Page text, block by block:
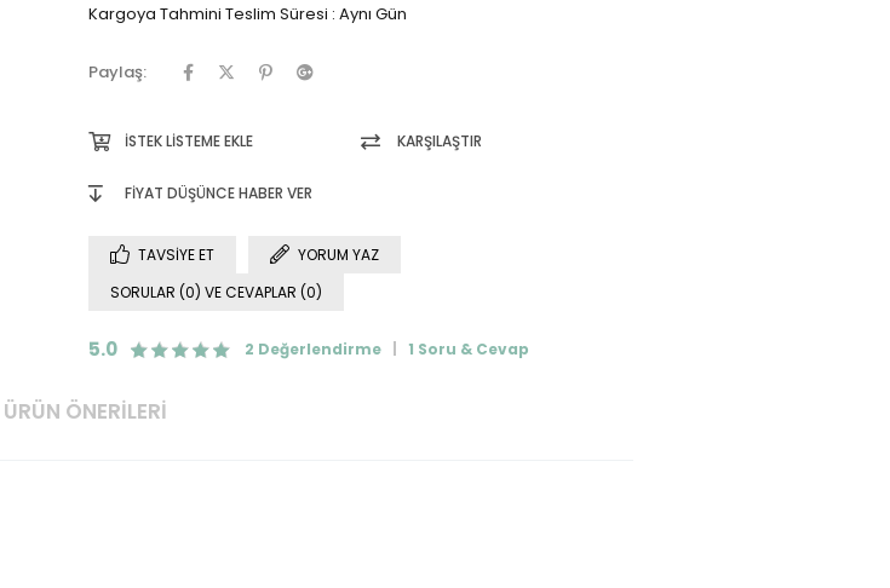
Kargoya Tahmini Teslim Süresi : Aynı Gün
Paylaş:
İSTEK LISTEME EKLE KARŞILAŞTIR
FIYAT DÜŞÜNCE HABER VER
TAVSIYE ET
YORUM YAZ
SORULAR (0) VE CEVAPLAR (0)
5.0 2 Değerlendirme 1 Soru & Cevap
ÜRÜN ÖNERILERI